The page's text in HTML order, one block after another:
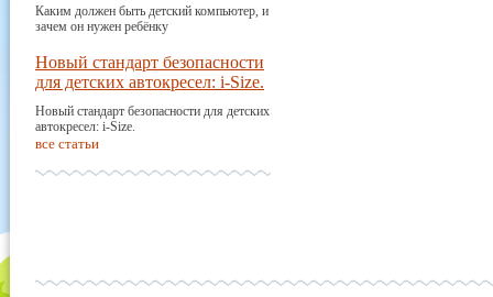
Каким должен быть детский компьютер, и
зачем он нужен ребёнку
Новый стандарт безопасности
для детских автокресел: i-Size.
Новый стандарт безопасности для детских
автокресел: i-Size.
все статьи